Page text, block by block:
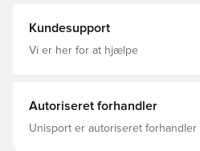
Mittel Taschen: Seitentasche
Kundesupport
Vi er her for at hjælpe
Autoriseret forhandler
Unisport er autoriseret forhandler